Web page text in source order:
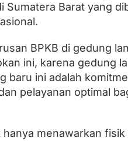
Sumatera Barat yang
BPKB di gedung
ini, karena gedung
baru ini adalah
pelayanan optimal
menawarkan